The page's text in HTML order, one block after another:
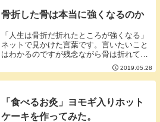
骨折した骨は本当に強くなるのか
「人生は骨折だ折れたところが強くなる」
ネットで見かけた言葉です。言いたいこと
はわかるのですが残念ながら骨は折れても
強くならずむしろ弱くなると言われていま
す。例えですが、折れた木の棒を木工用ボ
ンドで補強したらどうでしょう。強くなる
2019.05.28
「食べるお灸」ヨモギ入りホット
ケーキを作ってみた。